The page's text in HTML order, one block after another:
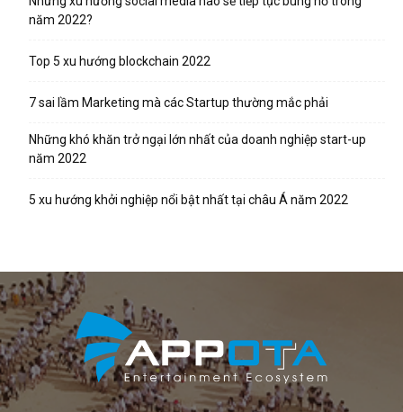
năm 2022?
Top 5 xu hướng blockchain 2022
7 sai lầm Marketing mà các Startup thường mắc phải
Những khó khăn trở ngại lớn nhất của doanh nghiệp start-up
năm 2022
5 xu hướng khởi nghiệp nổi bật nhất tại châu Á năm 2022